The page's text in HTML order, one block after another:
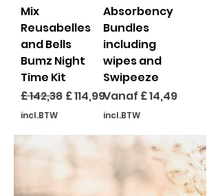
Mix
Reusabelles
and Bells
Bumz Night
Time Kit
Normale prijs
£ 142,38 Verkoopprijs
£ 114,99
incl.BTW
Absorbency
Bundles
including
wipes and
Swipeeze
Vanaf £ 14,49
Verkoopprijs
incl.BTW